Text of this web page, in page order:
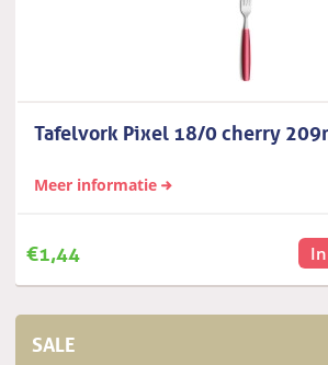
Tafelvork Pixel 18/0 cherry
Meer informatie
€1,44
SALE